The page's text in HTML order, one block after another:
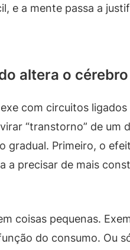
e a mente passa a
altera o
com circuitos
“transtorno” de um
gradual. Primeiro, o
a precisar de mais
coisas pequenas.
do consumo. Ou